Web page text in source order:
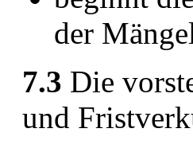
der
7.3 Die
und